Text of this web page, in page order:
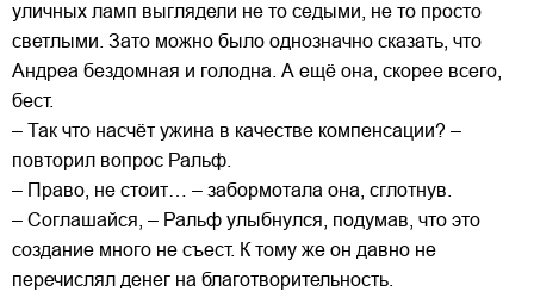
уличных ламп выглядели не то седыми, не то просто
светлыми. Зато можно было однозначно сказать, что
Андреа бездомная и голодна. А ещё она, скорее всего,
бест.
– Так что насчёт ужина в качестве компенсации? –
повторил вопрос Ральф.
– Право, не стоит… – забормотала она, сглотнув.
– Соглашайся, – Ральф улыбнулся, подумав, что это
создание много не съест. К тому же он давно не
перечислял денег на благотворительность.